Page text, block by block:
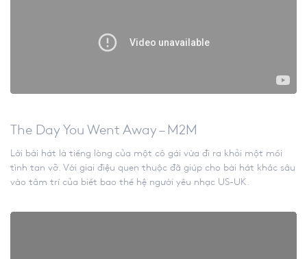
The Day You Went Away – M2M
Lời bài hát là tiếng lòng của một cô gái vừa đi ra khỏi một mối
tình tan vỡ. Với giai điệu quen thuộc đã giúp cho bài hát khắc sâu
vào tâm trí của biết bao thế hệ người yêu nhạc US-UK.